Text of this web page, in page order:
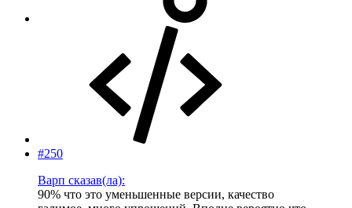
#250
Варп сказав(ла):
90% что это уменьшенные версии, качество